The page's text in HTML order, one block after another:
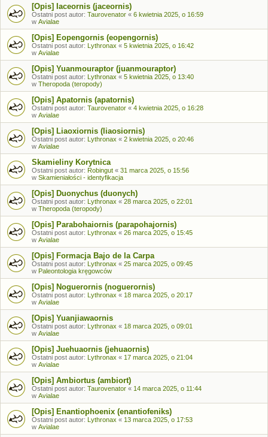
[Opis] Iaceornis (jaceornis)
Ostatni post autor: Taurovenator « 6 kwietnia 2025, o 16:59
w Avialae
[Opis] Eopengornis (eopengornis)
Ostatni post autor: Lythronax « 5 kwietnia 2025, o 16:42
w Avialae
[Opis] Yuanmouraptor (juanmouraptor)
Ostatni post autor: Lythronax « 5 kwietnia 2025, o 13:40
w Theropoda (teropody)
[Opis] Apatornis (apatornis)
Ostatni post autor: Taurovenator « 4 kwietnia 2025, o 16:28
w Avialae
[Opis] Liaoxiornis (liaosiornis)
Ostatni post autor: Lythronax « 2 kwietnia 2025, o 20:46
w Avialae
Skamieliny Korytnica
Ostatni post autor: Robingut « 31 marca 2025, o 15:56
w Skamieniałości - identyfikacja
[Opis] Duonychus (duonych)
Ostatni post autor: Lythronax « 28 marca 2025, o 22:01
w Theropoda (teropody)
[Opis] Parabohaiornis (parapohajornis)
Ostatni post autor: Lythronax « 26 marca 2025, o 15:45
w Avialae
[Opis] Formacja Bajo de la Carpa
Ostatni post autor: Lythronax « 25 marca 2025, o 09:45
w Paleontologia kręgowców
[Opis] Noguerornis (noguerornis)
Ostatni post autor: Lythronax « 18 marca 2025, o 20:17
w Avialae
[Opis] Yuanjiawaornis
Ostatni post autor: Lythronax « 18 marca 2025, o 09:01
w Avialae
[Opis] Juehuaornis (jehuaornis)
Ostatni post autor: Lythronax « 17 marca 2025, o 21:04
w Avialae
[Opis] Ambiortus (ambiort)
Ostatni post autor: Taurovenator « 14 marca 2025, o 11:44
w Avialae
[Opis] Enantiophoenix (enantiofeniks)
Ostatni post autor: Lythronax « 13 marca 2025, o 17:53
w Avialae